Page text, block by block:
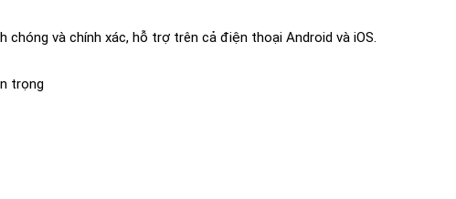
chóng và chính xác, hỗ trợ trên cả điện thoại Android và iOS.
trọng